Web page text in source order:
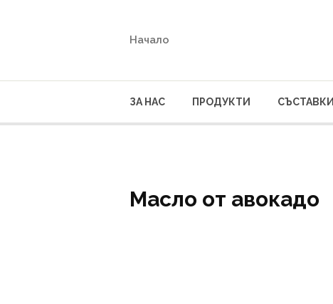
Начало
ЗА НАС ПРОДУКТИ СЪСТАВКИ
Масло от авокадо